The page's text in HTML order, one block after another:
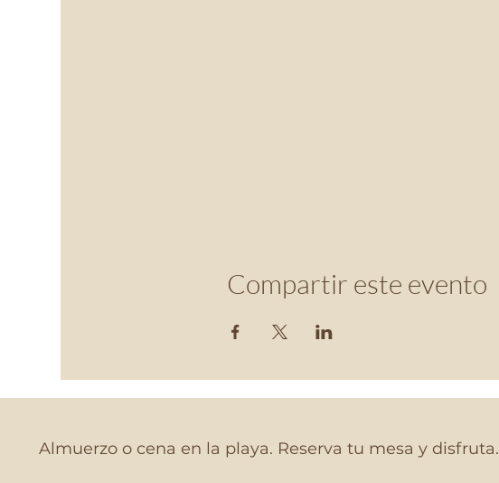
Compartir este evento
Almuerzo o cena en la playa. Reserva tu mesa y disfruta.